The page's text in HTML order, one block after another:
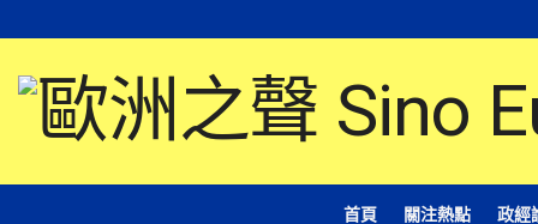
首頁 關注熱點 政經